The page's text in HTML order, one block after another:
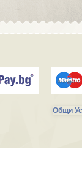
Общи